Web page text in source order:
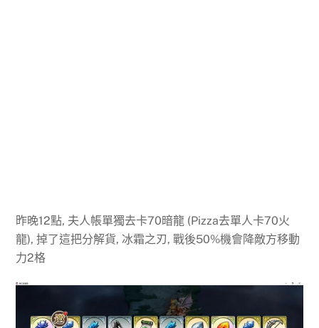
昨晚12點, 夫人帳單獨去卡70暗龍 (Pizza去單人卡70火
龍), 掉了這把分解貨, 冰霜之刃, 戰後50%機會降敵方移動
力2格